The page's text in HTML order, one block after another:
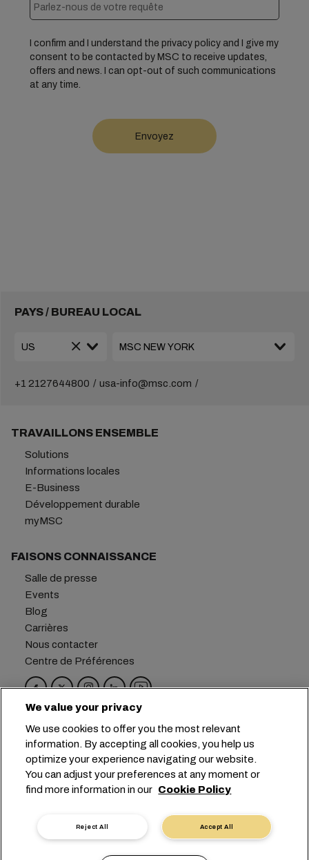
I confirm and I understand the privacy policy and I give my
consent to be contacted by MSC to receive updates,
offers and news. I can opt-out of such communications
at any time.
PAYS / BUREAU LOCAL
+1 2127644800 usa-info@msc.com
TRAVAILLONS ENSEMBLE
Solutions
Informations locales
E-Business
Développement durable
myMSC
FAISONS CONNAISSANCE
Salle de presse
Events
Blog
Carrières
Nous contacter
Centre de Préférences
Siège social : +41 227038888
info@msc.com
Chemin Rieu 12, 1208 Geneva
Switzerland
Paramètres des cookies
Confidentialité des données
Conditions d’utilisation
Conditions générales du transporteur
Engagements de l’UE
Code de Conduite
We value your privacy
We use cookies to offer you the most relevant
information. By accepting all cookies, you help us
optimize your experience navigating our website.
You can adjust your preferences at any moment or
find more information in our Cookie Policy
Accept All
Reject All